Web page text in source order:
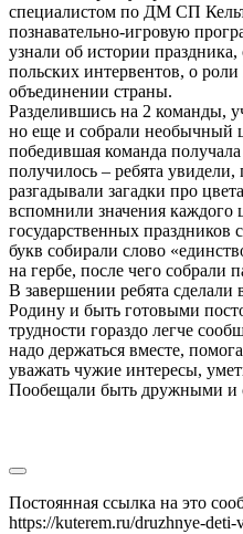
специалистом по ДМ СП
познавательно-игровую
узнали об истории
польских интервентов, о
объединении страны.
Разделившись на 2 команды,
но еще и собрали необычный
победившая команда
получилось – ребята
разгадывали загадки про
вспомнили значения каждого
государственных
букв собирали слово
на гербе, после чего собрали
В завершении ребята
Родину и быть готовыми
трудности гораздо легче
надо держаться вместе,
уважать чужие интересы,
Пообещали быть дружными и
Постоянная ссылка на это
https://kuterem.ru/druzhnye-deti-